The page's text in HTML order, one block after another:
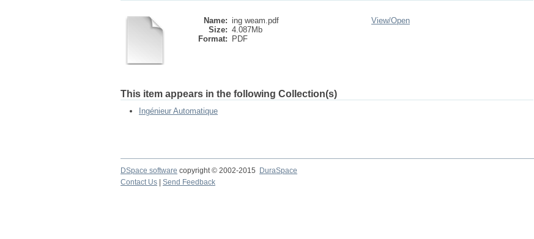
Name: ing weam.pdf
Size: 4.087Mb
Format:
PDF
View/Open
This item appears in the following Collection(s)
Ingénieur Automatique
DSpace software copyright © 2002-2015 DuraSpace
Contact Us
Send Feedback